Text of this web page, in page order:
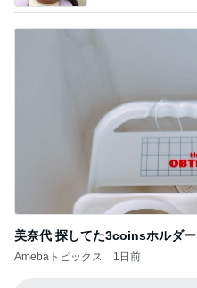
美奈代 探してた3coinsホルダー
Amebaトピックス 1日前